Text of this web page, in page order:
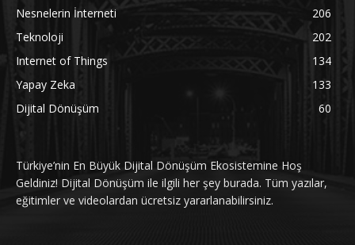
Nesnelerin İnterneti
206
Teknoloji
202
Internet of Things
134
Yapay Zeka
133
Dijital Dönüşüm
60
Türkiye’nin En Büyük Dijital Dönüşüm Ekosistemine Hoş
Geldiniz! Dijital Dönüşüm ile ilgili her şey burada. Tüm yazılar,
eğitimler ve videolardan ücretsiz yararlanabilirsiniz.